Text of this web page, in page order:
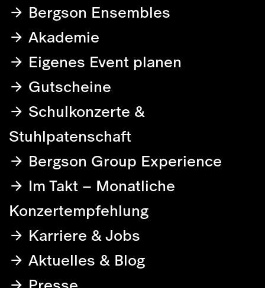
Bergson Ensembles
Akademie
Eigenes Event planen
Gutscheine
Schulkonzerte &
Stuhlpatenschaft
Bergson Group Experience
Im Takt – Monatliche
Konzertempfehlung
Karriere & Jobs
Aktuelles & Blog